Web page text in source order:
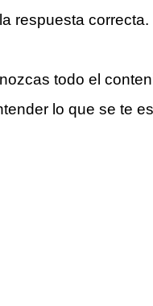
respuesta correcta.
todo el
lo que se te